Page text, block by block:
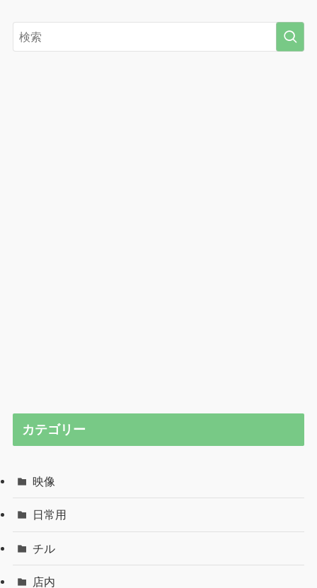
カテゴリー
映像
日常用
チル
店内